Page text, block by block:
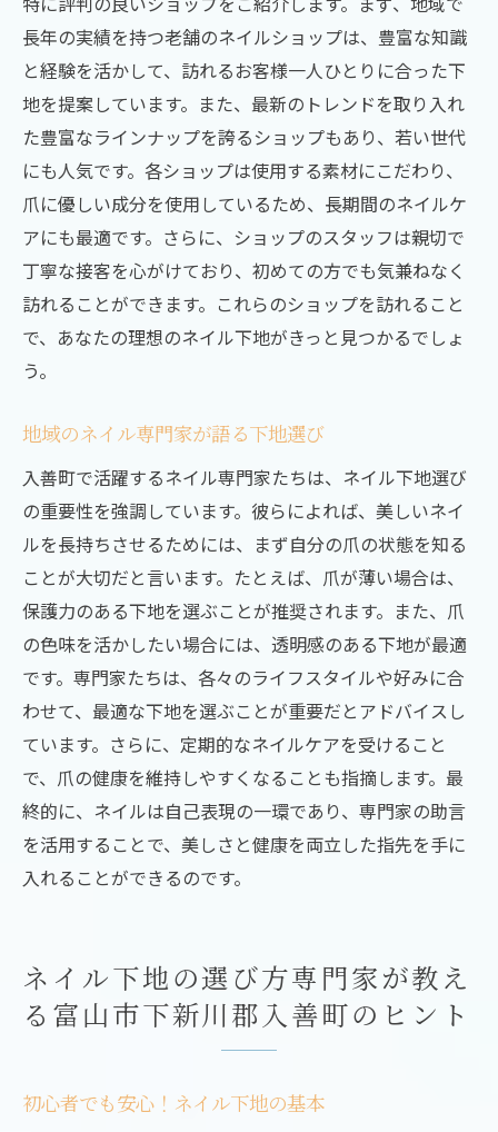
ネイルケアにおすすめのアイテム
地域で人気のネイルケアグッズ
長年の実績を持つ老舗のネイルショップは、豊富な知識
と経験を活かして、訪れるお客様一人ひとりに合った下
地を提案しています。また、最新のトレンドを取り入れ
た豊富なラインナップを誇るショップもあり、若い世代
にも人気です。各ショップは使用する素材にこだわり、
爪に優しい成分を使用しているため、長期間のネイルケ
アにも最適です。さらに、ショップのスタッフは親切で
丁寧な接客を心がけており、初めての方でも気兼ねなく
訪れることができます。これらのショップを訪れること
で、あなたの理想のネイル下地がきっと見つかるでしょ
う。
地域のネイル専門家が語る下地選び
入善町で活躍するネイル専門家たちは、ネイル下地選び
の重要性を強調しています。彼らによれば、美しいネイ
ルを長持ちさせるためには、まず自分の爪の状態を知る
ことが大切だと言います。たとえば、爪が薄い場合は、
保護力のある下地を選ぶことが推奨されます。また、爪
の色味を活かしたい場合には、透明感のある下地が最適
です。専門家たちは、各々のライフスタイルや好みに合
わせて、最適な下地を選ぶことが重要だとアドバイスし
ています。さらに、定期的なネイルケアを受けること
で、爪の健康を維持しやすくなることも指摘します。最
終的に、ネイルは自己表現の一環であり、専門家の助言
を活用することで、美しさと健康を両立した指先を手に
入れることができるのです。
ネイル下地の選び方専門家が教え
る富山市下新川郡入善町のヒント
初心者でも安心！ネイル下地の基本